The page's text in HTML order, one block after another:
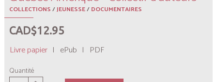
COLLECTIONS/JEUNESSE/DOCUMENTAIRES
CAD$12.95
Livre papier | ePub | PDF
Quantité